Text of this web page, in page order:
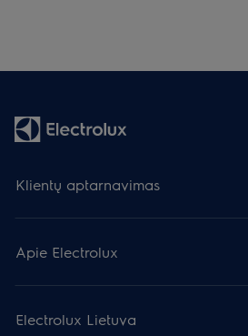
Klientų aptarnavimas
Apie Electrolux
Electrolux Lietuva